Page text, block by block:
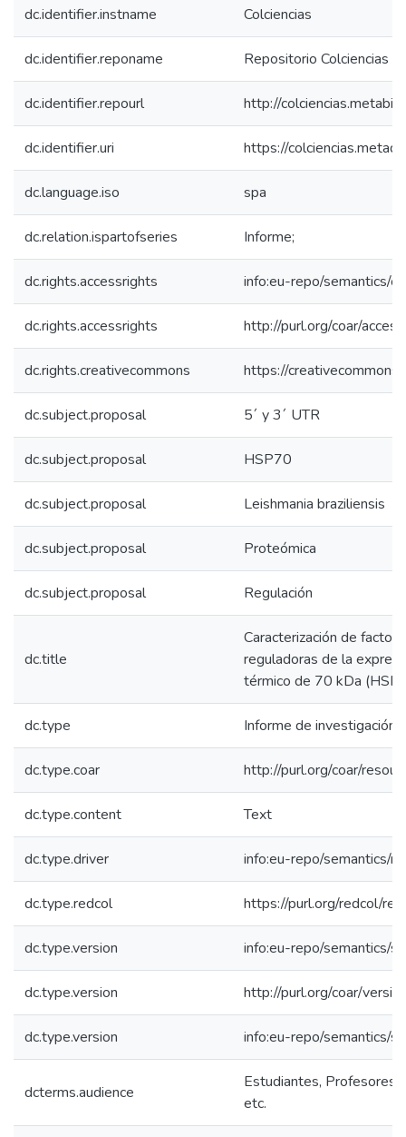
dc.identifier.instname Colciencias
dc.identifier.reponame Repositorio Colciencias
dc.identifier.repourl http://
dc.identifier.uri https://
dc.language.iso spa
dc.relation.ispartofseries Informe;
dc.rights.accessrights info:eu-repo/semantics/
dc.rights.accessrights http://purl.org/coar/
dc.rights.creativecommons https://
dc.subject.proposal 5´ y 3´ UTR
dc.subject.proposal HSP70
dc.subject.proposal Leishmania braziliensis
dc.subject.proposal Proteómica
dc.subject.proposal Regulación
dc.title
Caracterización de
reguladoras de la
térmico de 70 kDa
dc.type Informe de investigación
dc.type.coar http://purl.org/coar/
dc.type.content Text
dc.type.driver info:eu-repo/semantics/
dc.type.redcol https://purl.org/redcol/
dc.type.version info:eu-repo/semantics/
dc.type.version http://purl.org/coar/
dc.type.version info:eu-repo/semantics/
dcterms.audience
Estudiantes, Profesores,
etc.